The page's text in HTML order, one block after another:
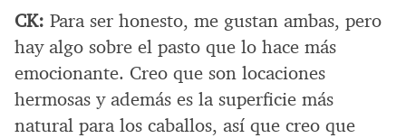
CK: Para ser honesto, me gustan ambas, pero
hay algo sobre el pasto que lo hace más
emocionante. Creo que son locaciones
hermosas y además es la superficie más
natural para los caballos, así que creo que